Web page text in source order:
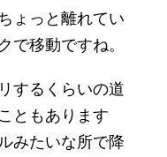
ょっと離れてい
で移動ですね。
するくらいの道
ともあります
みたいな所で降